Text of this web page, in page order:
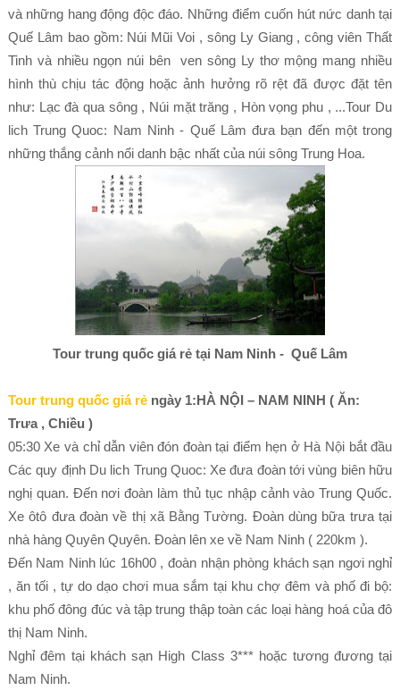
và những hang động độc đáo. Những điểm cuốn hút nức danh tại
Quế Lâm bao gồm: Núi Mũi Voi , sông Ly Giang , công viên Thất
Tinh và nhiều ngọn núi bên ven sông Ly thơ mộng mang nhiều
hình thù chịu tác động hoặc ảnh hưởng rõ rệt đã được đặt tên
như: Lạc đà qua sông , Núi mặt trăng , Hòn vọng phu , ...Tour Du
lich Trung Quoc: Nam Ninh - Quế Lâm đưa bạn đến một trong
những thắng cảnh nổi danh bậc nhất của núi sông Trung Hoa.
Tour trung quốc giá rẻ tại Nam Ninh - Quế Lâm
Tour trung quốc giá rẻngày 1:HÀ NỘI – NAM NINH ( Ăn:
Trưa , Chiều )
05:30 Xe và chỉ dẫn viên đón đoàn tại điểm hẹn ở Hà Nội bắt đầu
Các quy định Du lich Trung Quoc: Xe đưa đoàn tới vùng biên hữu
nghị quan. Đến nơi đoàn làm thủ tục nhập cảnh vào Trung Quốc.
Xe ôtô đưa đoàn về thị xã Bằng Tường. Đoàn dùng bữa trưa tại
nhà hàng Quyên Quyên. Đoàn lên xe về Nam Ninh ( 220km ).
Đến Nam Ninh lúc 16h00 , đoàn nhận phòng khách sạn ngơi nghỉ
, ăn tối , tự do dạo chơi mua sắm tại khu chợ đêm và phố đi bộ:
khu phố đông đúc và tập trung thập toàn các loại hàng hoá của đô
thị Nam Ninh.
Nghỉ đêm tại khách sạn High Class 3*** hoặc tương đương tại
Nam Ninh.